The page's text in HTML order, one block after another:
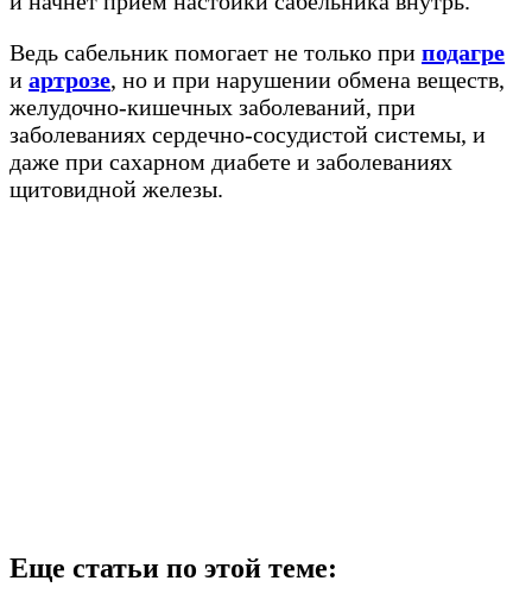
Ведь сабельник помогает не только при подагре
и артрозе, но и при нарушении обмена веществ,
желудочно-кишечных заболеваний, при
заболеваниях сердечно-сосудистой системы, и
даже при сахарном диабете и заболеваниях
щитовидной железы.
Еще статьи по этой теме: